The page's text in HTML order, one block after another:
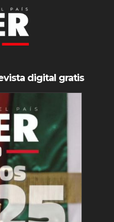
digital gratis